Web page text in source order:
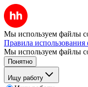
Мы используем файлы
Правила
Мы используем файлы
Понятно
Ищу работу